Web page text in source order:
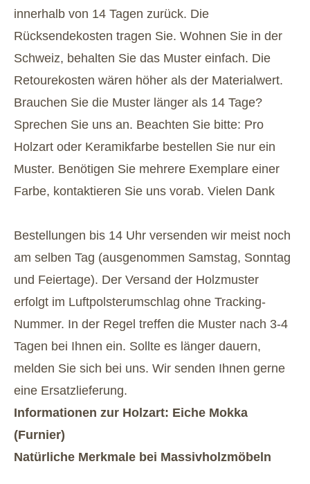
innerhalb von 14 Tagen zurück. Die
Rücksendekosten tragen Sie. Wohnen Sie in der
Schweiz, behalten Sie das Muster einfach. Die
Retourekosten wären höher als der Materialwert.
Brauchen Sie die Muster länger als 14 Tage?
Sprechen Sie uns an. Beachten Sie bitte: Pro
Holzart oder Keramikfarbe bestellen Sie nur ein
Muster. Benötigen Sie mehrere Exemplare einer
Farbe, kontaktieren Sie uns vorab. Vielen Dank
Bestellungen bis 14 Uhr versenden wir meist noch
am selben Tag (ausgenommen Samstag, Sonntag
und Feiertage). Der Versand der Holzmuster
erfolgt im Luftpolsterumschlag ohne Tracking-
Nummer. In der Regel treffen die Muster nach 3-4
Tagen bei Ihnen ein. Sollte es länger dauern,
melden Sie sich bei uns. Wir senden Ihnen gerne
eine Ersatzlieferung.
Informationen zur Holzart: Eiche Mokka
(Furnier)
Natürliche Merkmale bei Massivholzmöbeln